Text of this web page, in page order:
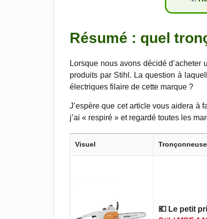
Résumé : quel
Lorsque nous avons décidé
produits par Stihl. La question à
électriques filaire de cette marque ?
J’espère que cet article vous aidera à
j’ai « respiré » et regardé toutes les
Visuel Tronçonneuse
💶 Le petit